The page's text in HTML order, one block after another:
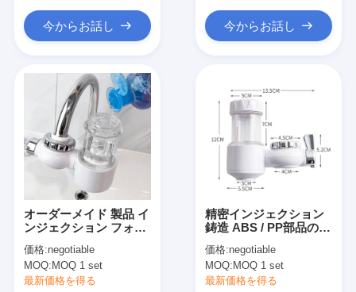
製品
ビデオ
私達について
工場旅行
場合
今からお話し 今からお話し
オーダーメイド 製品 イ
ンジェクション フォー
価格:negotiable
MOQ: MOQ 1 set
最新価格を得る
精密インジェクション
鋳造 ABS / PP部品のた
価格:negotiable
MOQ: MOQ 1 set
最新価格を得る